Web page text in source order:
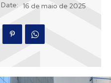
Date: 16 de maio de 2025